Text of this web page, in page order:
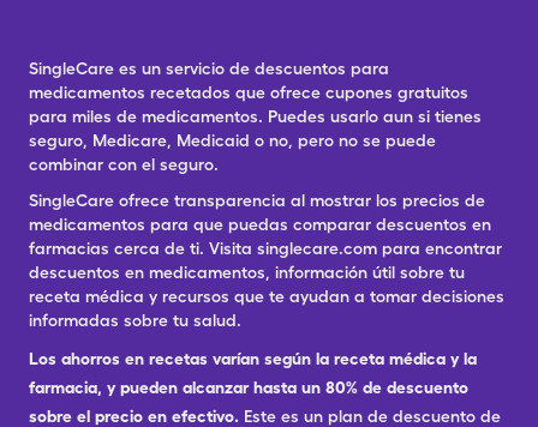
SingleCare es un servicio de descuentos para
medicamentos recetados que ofrece cupones gratuitos
para miles de medicamentos. Puedes usarlo aun si tienes
seguro, Medicare, Medicaid o no, pero no se puede
combinar con el seguro.
SingleCare ofrece transparencia al mostrar los precios de
medicamentos para que puedas comparar descuentos en
farmacias cerca de ti. Visita singlecare.com para encontrar
descuentos en medicamentos, información útil sobre tu
receta médica y recursos que te ayudan a tomar decisiones
informadas sobre tu salud.
Los ahorros en recetas varían según la receta médica y la
farmacia, y pueden alcanzar hasta un 80% de descuento
sobre el precio en efectivo. Este es un plan de descuento de